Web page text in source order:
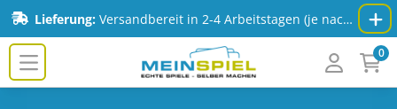
Zum Inhalt springen
Lieferung:Versandbereit in 2-4 Arbeitstagen (je nach Spiel & Auflage) - Mehr Infos:
MeinSpiel.de 0